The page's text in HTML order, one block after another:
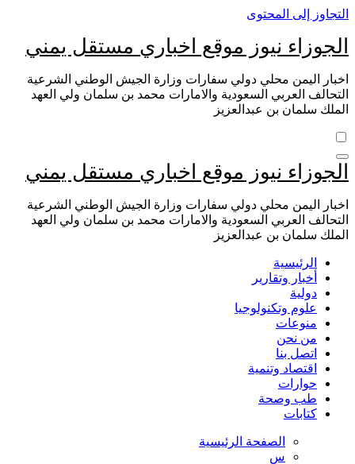
التجاوز إلى المحتوى
الجوزاء نيوز موقع اخباري مستقل يمني
اخبار اليمن محلي دولي سفارات وزارة الجيش الوطني الشرعية
التحالف العربي السعودية والامارات محمد بن سلمان ولي العهد
الملك سلمان بن عبدالعزيز
الجوزاء نيوز موقع اخباري مستقل يمني
اخبار اليمن محلي دولي سفارات وزارة الجيش الوطني الشرعية
التحالف العربي السعودية والامارات محمد بن سلمان ولي العهد
الملك سلمان بن عبدالعزيز
الرئيسية
أخبار وتقارير
دولية
علوم وتكنولوجيا
منوعات
من نحن
اتصل بنا
اقتصاد وتنمية
حوارات
طب وصحة
كتابات
الصفحة الرئيسية
س